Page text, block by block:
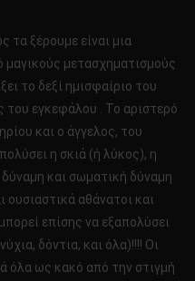
ξέρουμε είναι μια
μετασχηματισμούς
το δεξί ημισφαίριο του
του εγκεφάλου . Το αριστερό
και ο άγγελος, του
η σκιά (ή λύκος), η
δύναμη και σωματική δύναμη
ουσιαστικά αθάνατοι και
επίσης να εξαπολύσει
δόντια, και όλα)!!!! Οι
όλα ως κακό από την στιγμή